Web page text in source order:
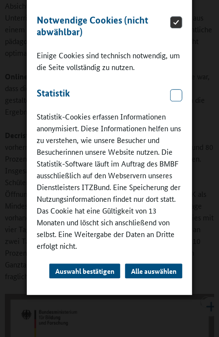
Notwendige Cookies (nicht
abwählbar)
Einige Cookies sind technisch notwendig, um
die Seite vollständig zu nutzen.
Statistik
Statistik-Cookies erfassen Informationen
anonymisiert. Diese Informationen helfen uns
zu verstehen, wie unsere Besucher und
Besucherinnen unsere Website nutzen. Die
Statistik-Software läuft im Auftrag des BMBF
ausschließlich auf den Webservern unseres
Dienstleisters ITZBund. Eine Speicherung der
Nutzungsinformationen findet nur dort statt.
Das Cookie hat eine Gültigkeit von 13
Monaten und löscht sich anschließend von
selbst. Eine Weitergabe der Daten an Dritte
erfolgt nicht.
Auswahl bestätigen Alle auswählen
Absicht der Verknüpfung vor Augen – die Vertiefung von
Unterrichtsinhalten oder die Betrachtung eines Lernthemas aus
einem anderen Blickwinkel – und sieht diese als eine wesentliche
pädagogische Chance von Ganztagsschulen, dann ist das nicht
optimal. Hier besteht noch Handlungsbedarf.
Online-Befragung
: Ein bisheriges Ergebnis der StEG-Studie war,
dass die regelmäßige Teilnahme an qualitativ anspruchsvoll
gestalteten Angeboten einen Effekt haben kann. Was sagen die
Ergebnisse über die aktuelle Teilnahmefrequenz aus?
Decristan
: Die freiwillige Teilnahme ist weiterhin das
vorherrschende Modell, besonders in der Grundschule, wo rund 80
Prozent der Ganztagsschulen mit offenen Angeboten arbeiten.
Insgesamt nimmt laut Schulleitungen etwa die Hälfte aller
Schülerinnen und Schüler am Ganztag teil. Was die
Öffnungszeiten der Ganztagsschulen betrifft, nennt die KMK als
Mindestkriterium, dass Ganztagsangebote an drei Wochentage
vorhanden sind. Die meisten Ganztagsschulen übertreffen dies mit
vier Tagen, aber zugleich ist der Anteil der Schulen, die nur an
zwei Tagen einen verlängerten Schultag anbieten, auf etwa 10
Prozent gestiegen. Wenn man an weniger als drei Tagen ein
Ganztagsangebot bereitstellt, ist es aus unserer Sicht schon
fraglich, ob es sich hier um eine Ganztagsschule handelt.